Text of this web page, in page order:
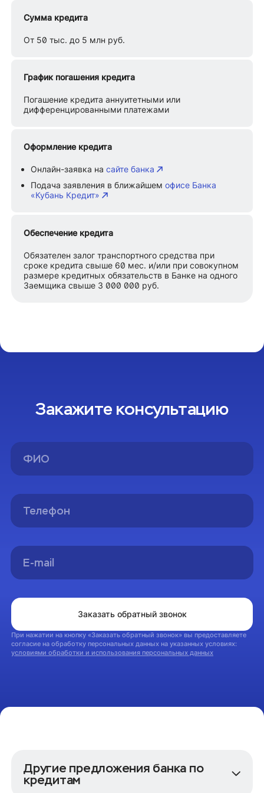
Сумма кредита
От 50 тыс. до 5 млн руб.
График погашения кредита
Погашение кредита аннуитетными или
дифференцированными платежами
Оформление кредита
Онлайн-заявка насайте банка
Подача заявления в ближайшемофисе Банка
«Кубань Кредит»
Обеспечение кредита
Обязателен залог транспортного средства при
сроке кредита свыше 60 мес. и/или при совокупном
размере кредитных обязательств в Банке на одного
Заемщика свыше 3 000 000 руб.
Закажите консультацию
При нажатии на кнопку «Заказать обратный звонок» вы предоставляете
согласие на обработку персональных данных на указанных условиях:
условиями обработки и использования персональных данных
Заказать обратный звонок
На главную
Другие предложения банка по
кредитам